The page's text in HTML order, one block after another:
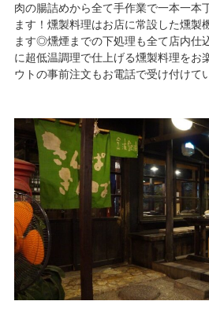
肉の腸詰めから全て手作業で一本一本
ます！燻製料理はお店に常設した燻製
ます◎燻煙までの下処理も全て店内仕
に超低温調理で仕上げる燻製料理をお
ウトの事前注文もお電話で受け付けて